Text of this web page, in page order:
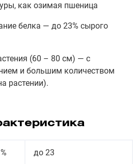
как озимая пшеница
белка — до 23% сырого
(60 – 80 см) — с
и большим количеством
растении).
до 23